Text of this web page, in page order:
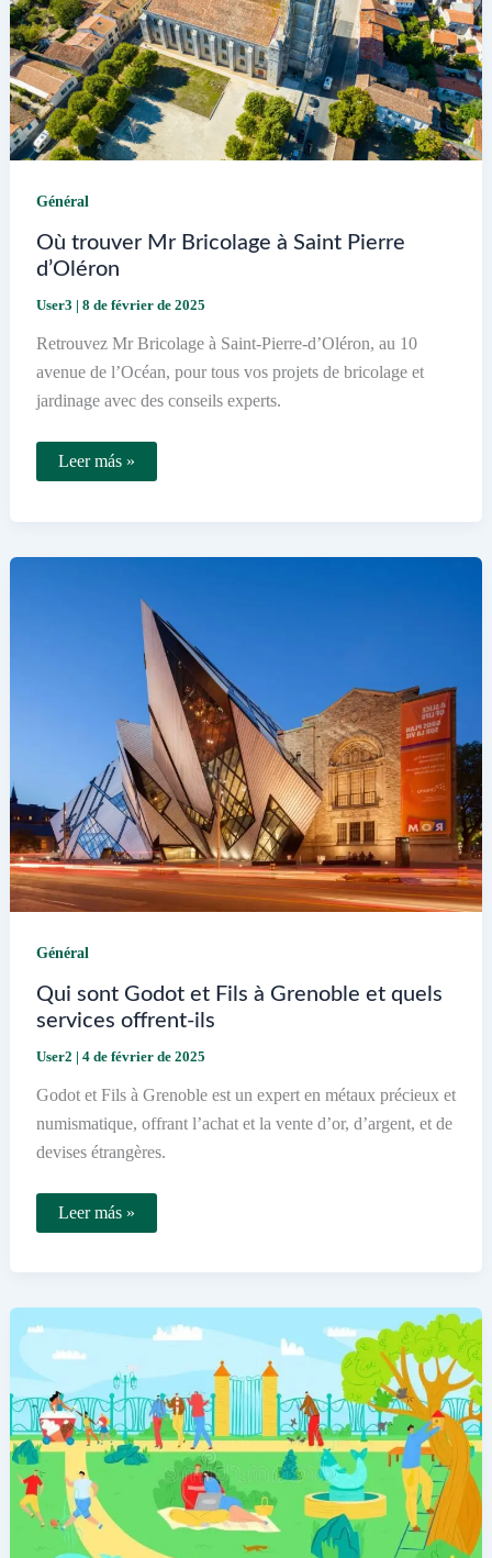
Général
Où trouver Mr Bricolage à Saint Pierre
d’Oléron
User3 | 8 de février de 2025
Retrouvez Mr Bricolage à Saint-Pierre-d’Oléron, au 10
avenue de l’Océan, pour tous vos projets de bricolage et
jardinage avec des conseils experts.
Où
trouver
Leer más »
Général
Qui sont Godot et Fils à Grenoble et quels
services offrent-ils
User2 | 4 de février de 2025
Godot et Fils à Grenoble est un expert en métaux précieux et
numismatique, offrant l’achat et la vente d’or, d’argent, et de
devises étrangères.
Qui
sont
et
quels
offrent-
ils
Leer más »